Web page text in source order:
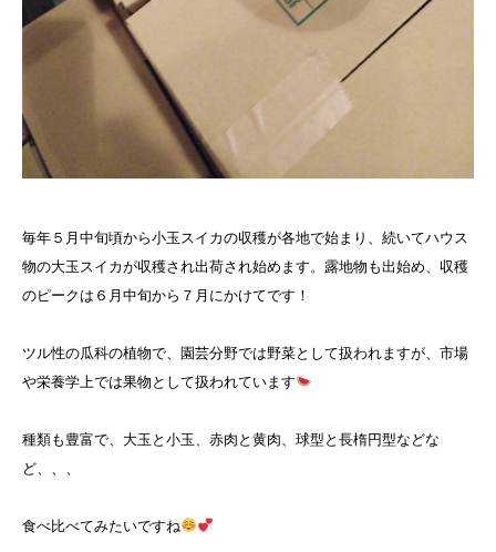
毎年５月中旬頃から小玉スイカの収穫が各地で始まり、続いてハウス
物の大玉スイカが収穫され出荷され始めます。露地物も出始め、収穫
のピークは６月中旬から７月にかけてです！
ツル性の瓜科の植物で、園芸分野では野菜として扱われますが、市場
や栄養学上では果物として扱われています
種類も豊富で、大玉と小玉、赤肉と黄肉、球型と長楕円型などな
ど、、、
食べ比べてみたいですね